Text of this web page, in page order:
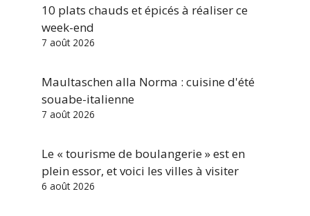
10 plats chauds et épicés à réaliser ce
week-end
7 août 2026
Maultaschen alla Norma : cuisine d'été
souabe-italienne
7 août 2026
Le « tourisme de boulangerie » est en
plein essor, et voici les villes à visiter
6 août 2026